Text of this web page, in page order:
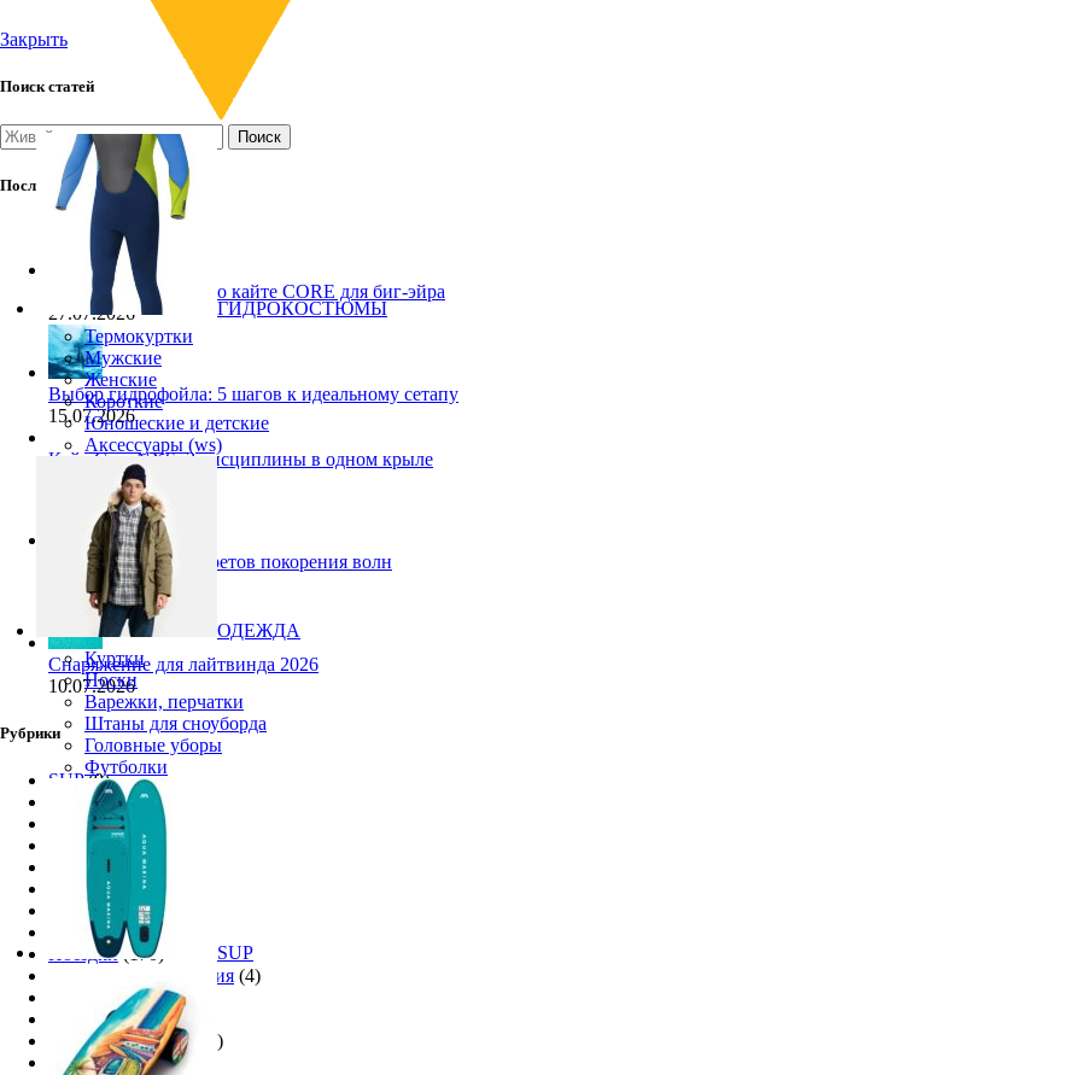
ГИДРОКОСТЮМЫ
Термокуртки
Мужские
Женские
Короткие
Юношеские и детские
Аксессуары (ws)
ОДЕЖДА
Куртки
Носки
Варежки, перчатки
Штаны для сноуборда
Головные уборы
Футболки
SUP
Закрыть
Поиск статей
Поиск
Последние публикации
Pace Pro 2: 5 фактов о кайте CORE для биг-эйра
27.07.2026
Выбор гидрофойла: 5 шагов к идеальному сетапу
15.07.2026
Кайт Core NXS: 3 дисциплины в одном крыле
14.07.2026
Ranja Schlotte: 5 секретов покорения волн
13.07.2026
Снаряжение для лайтвинда 2026
10.07.2026
Рубрики
SUP(9)
Видео(159)
Винг Фоил
(12)
Кайт-Туризм
(51)
Музыка
Мысли вслух (17)
Новости(512)
Поездки(170)
Правила и требования (4)
Снаряжение(261)
Соревнования(122)
Техника катания(32)
Фото(133)